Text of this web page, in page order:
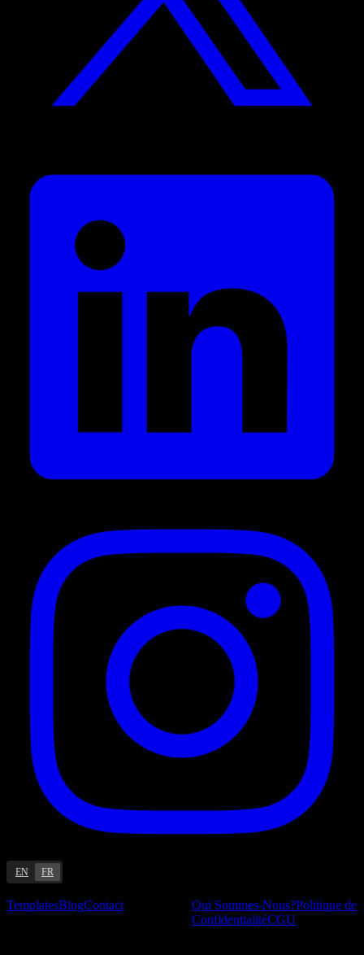
EN FR
TemplatesBlogContact
Qui Sommes-Nous?Politique de
ConfidentialitéCGU